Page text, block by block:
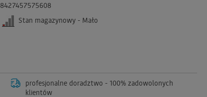
8427457575608
Stan magazynowy - Mało
profesjonalne doradztwo - 100% zadowolonych
klientów